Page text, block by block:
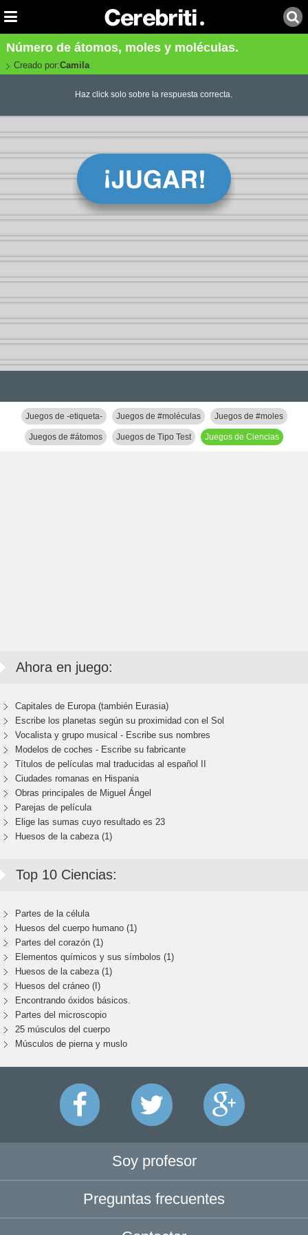
Número de átomos, moles y moléculas.
Creado por:Camila
Haz click solo sobre la respuesta correcta.
Juegos de -etiqueta- Juegos de #moléculas Juegos de #moles
Juegos de #átomos Juegos de Tipo Test Juegos de Ciencias
Ahora en juego:
Capitales de Europa (también Eurasia)
Escribe los planetas según su proximidad con el Sol
Vocalista y grupo musical - Escribe sus nombres
Modelos de coches - Escribe su fabricante
Títulos de películas mal traducidas al español II
Ciudades romanas en Hispania
Obras principales de Miguel Ángel
Parejas de película
Elige las sumas cuyo resultado es 23
Huesos de la cabeza (1)
Top 10 Ciencias:
Partes de la célula
Huesos del cuerpo humano (1)
Partes del corazón (1)
Elementos químicos y sus símbolos (1)
Huesos de la cabeza (1)
Huesos del cráneo (I)
Encontrando óxidos básicos.
Partes del microscopio
25 músculos del cuerpo
Músculos de pierna y muslo
Soy profesor
Preguntas frecuentes